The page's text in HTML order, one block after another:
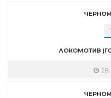
ЛОКОМОТИВ